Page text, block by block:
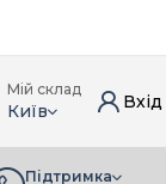
Мій склад
Київ Вхід
Підтримка